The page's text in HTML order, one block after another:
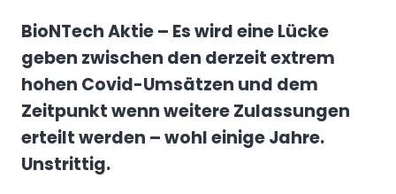
BioNTech Aktie – Es wird eine Lücke
geben zwischen den derzeit extrem
hohen Covid-Umsätzen und dem
Zeitpunkt wenn weitere Zulassungen
erteilt werden – wohl einige Jahre.
Unstrittig.